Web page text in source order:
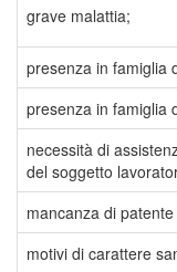
grave malattia;
presenza in famiglia
presenza in famiglia
necessità di
del soggetto
mancanza di
motivi di carattere